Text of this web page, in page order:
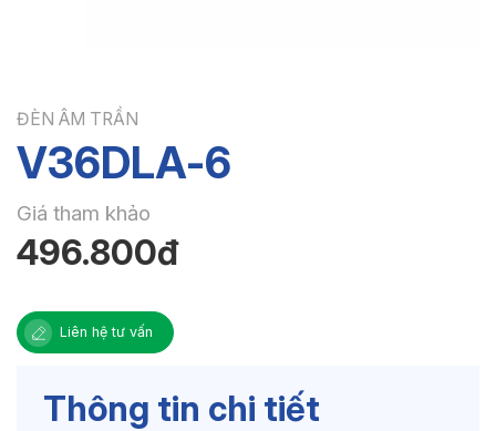
ĐÈN ÂM TRẦN
V36DLA-6
Giá tham khảo
496.800đ
Liên hệ tư vấn
Thông tin chi tiết